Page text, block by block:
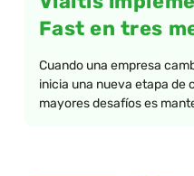
Fast en tres
Cuando una empresa
inicia una nueva etapa de
mayores desafíos es